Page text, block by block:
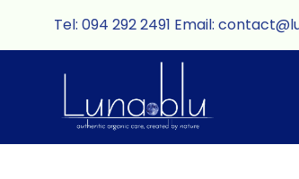
Tel: 094 292 2491 Email: